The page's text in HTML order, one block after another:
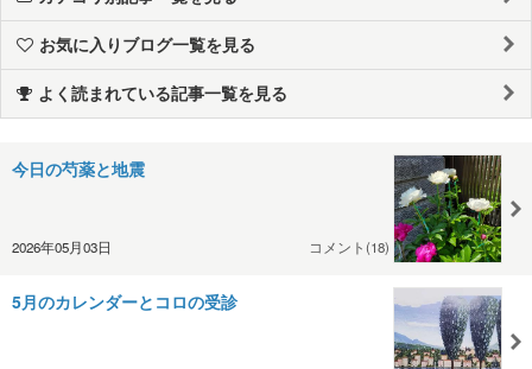
お気に入りブログ一覧を見る
よく読まれている記事一覧を見る
今日の芍薬と地震
2026年05月03日 コメント(18)
5月のカレンダーとコロの受診